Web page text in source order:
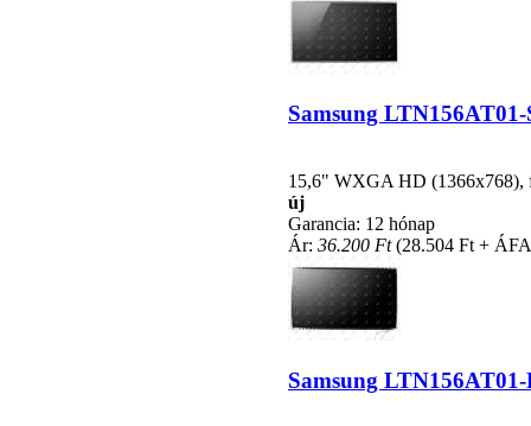
Samsung
15,6" WXGA HD (1366x768),
új
Garancia: 12 hónap
Ár: 36.200 Ft(28.504 Ft +
Samsung